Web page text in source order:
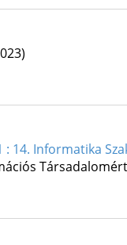
: 14. Informatika